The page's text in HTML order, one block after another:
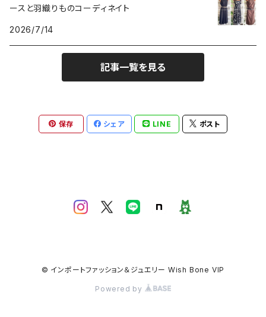
ースと羽織りものコーディネイト
2026/7/14
記事一覧を見る
保存 シェア LINE ポスト
© インポートファッション＆ジュエリー Wish Bone VIP
Powered by